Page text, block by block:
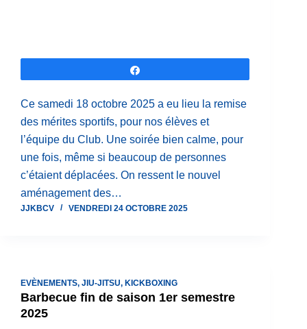
Ce samedi 18 octobre 2025 a eu lieu la remise
des mérites sportifs, pour nos élèves et
l’équipe du Club. Une soirée bien calme, pour
une fois, même si beaucoup de personnes
c’étaient déplacées. On ressent le nouvel
aménagement des…
JJKBCV VENDREDI 24 OCTOBRE 2025
EVÈNEMENTS, JIU-JITSU, KICKBOXING
Barbecue fin de saison 1er semestre
2025